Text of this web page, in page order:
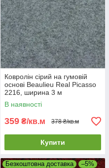
Ковролін сірий на гумовій
основі Beaulieu Real Picasso
2216, ширина 3 м
В наявності
359 ₴/кв.м 378 ₴/кв.м
Купити
Безкоштовна доставка –5%